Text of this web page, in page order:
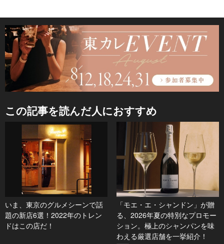
この記事を読んだ人におすすめ
いま、東京のグルメシーンで話
題の新店6選！2022年のトレン
ドはこの店だ！
「モエ・エ・シャンドン」が贈
る、2026年夏の特別なプロモー
ション。極上のシャンパンを味
わえる厳選店舗を一挙紹介！